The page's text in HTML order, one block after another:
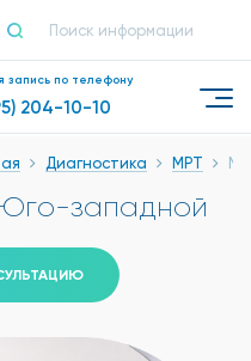
запись по телефону
204-10-10
Диагностика МРТ
западной